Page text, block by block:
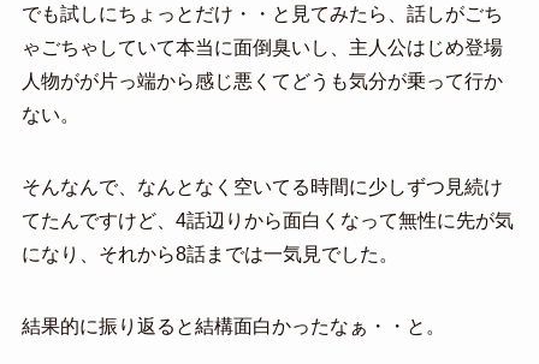
でも試しにちょっとだけ・・と見てみたら、話しがごち
ゃごちゃしていて本当に面倒臭いし、主人公はじめ登場
人物がが片っ端から感じ悪くてどうも気分が乗って行か
ない。
そんなんで、なんとなく空いてる時間に少しずつ見続け
てたんですけど、4話辺りから面白くなって無性に先が気
になり、それから8話までは一気見でした。
結果的に振り返ると結構面白かったなぁ・・と。